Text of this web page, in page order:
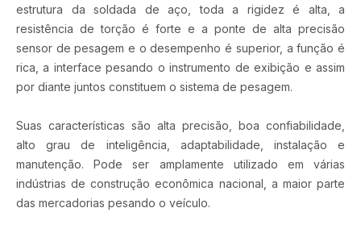
estrutura da soldada de aço, toda a rigidez é alta, a
resistência de torção é forte e a ponte de alta precisão
sensor de pesagem e o desempenho é superior, a função é
rica, a interface pesando o instrumento de exibição e assim
por diante juntos constituem o sistema de pesagem.
Suas características são alta precisão, boa confiabilidade,
alto grau de inteligência, adaptabilidade, instalação e
manutenção. Pode ser amplamente utilizado em várias
indústrias de construção econômica nacional, a maior parte
das mercadorias pesando o veículo.